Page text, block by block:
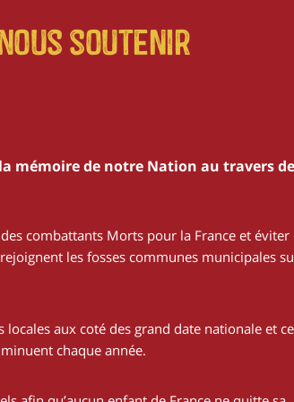
soutenir
mémoire de notre Nation au travers de
combattants Morts pour la France et éviter
les fosses communes municipales
aux coté des grand date nationale et
chaque année.